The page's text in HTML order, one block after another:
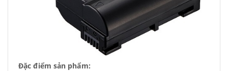
Đặc điểm sản phẩm: